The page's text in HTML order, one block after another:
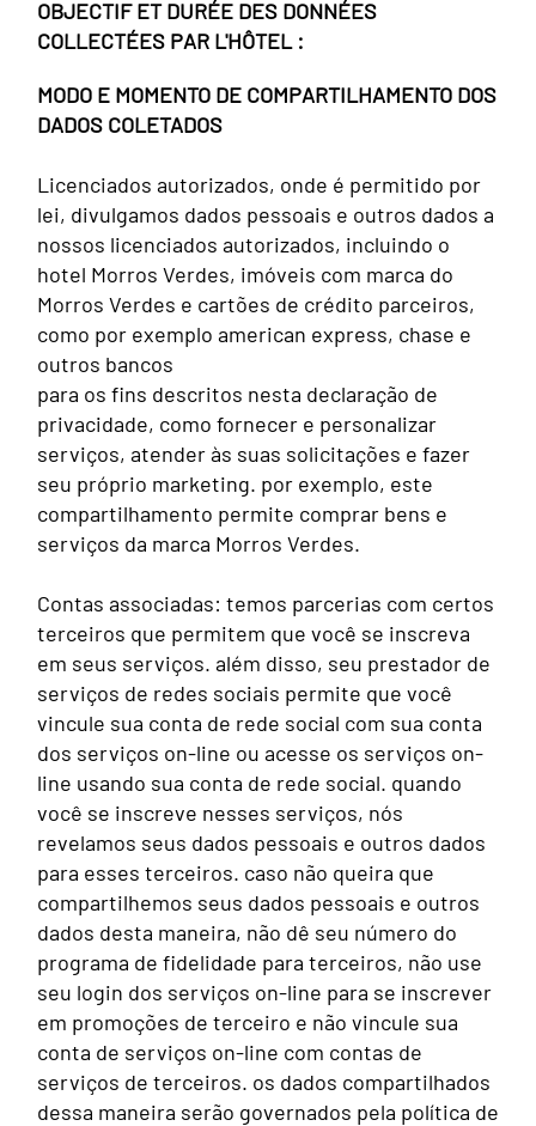
OBJECTIF ET DURÉE DES DONNÉES
COLLECTÉES PAR L'HÔTEL :
MODO E MOMENTO DE COMPARTILHAMENTO DOS
DADOS COLETADOS
Licenciados autorizados, onde é permitido por
lei, divulgamos dados pessoais e outros dados a
nossos licenciados autorizados, incluindo o
hotel Morros Verdes, imóveis com marca do
Morros Verdes e cartões de crédito parceiros,
como por exemplo american express, chase e
outros bancos
para os fins descritos nesta declaração de
privacidade, como fornecer e personalizar
serviços, atender às suas solicitações e fazer
seu próprio marketing. por exemplo, este
compartilhamento permite comprar bens e
serviços da marca Morros Verdes.
Contas associadas: temos parcerias com certos
terceiros que permitem que você se inscreva
em seus serviços. além disso, seu prestador de
serviços de redes sociais permite que você
vincule sua conta de rede social com sua conta
dos serviços on-line ou acesse os serviços on-
line usando sua conta de rede social. quando
você se inscreve nesses serviços, nós
revelamos seus dados pessoais e outros dados
para esses terceiros. caso não queira que
compartilhemos seus dados pessoais e outros
dados desta maneira, não dê seu número do
programa de fidelidade para terceiros, não use
seu login dos serviços on-line para se inscrever
em promoções de terceiro e não vincule sua
conta de serviços on-line com contas de
serviços de terceiros. os dados compartilhados
dessa maneira serão governados pela política de